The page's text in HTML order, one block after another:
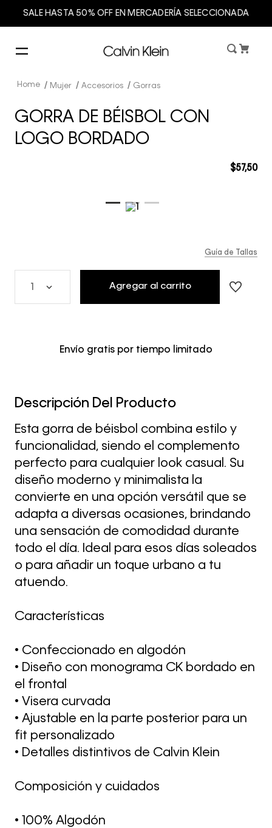
SALE HASTA 50% OFF EN MERCADERÍA SELECCIONADA
Mujer Accesorios Gorras
GORRA DE BÉISBOL CON
LOGO BORDADO
$57,50
Guía de Tallas
Agregar al carrito
Envío gratis por tiempo limitado
Descripción Del Producto
Esta gorra de béisbol combina estilo y
funcionalidad, siendo el complemento
perfecto para cualquier look casual. Su
diseño moderno y minimalista la
convierte en una opción versátil que se
adapta a diversas ocasiones, brindando
una sensación de comodidad durante
todo el día. Ideal para esos días soleados
o para añadir un toque urbano a tu
atuendo.
Características
• Confeccionado en algodón
• Diseño con monograma CK bordado en
el frontal
• Visera curvada
• Ajustable en la parte posterior para un
fit personalizado
• Detalles distintivos de Calvin Klein
Composición y cuidados
• 100% Algodón